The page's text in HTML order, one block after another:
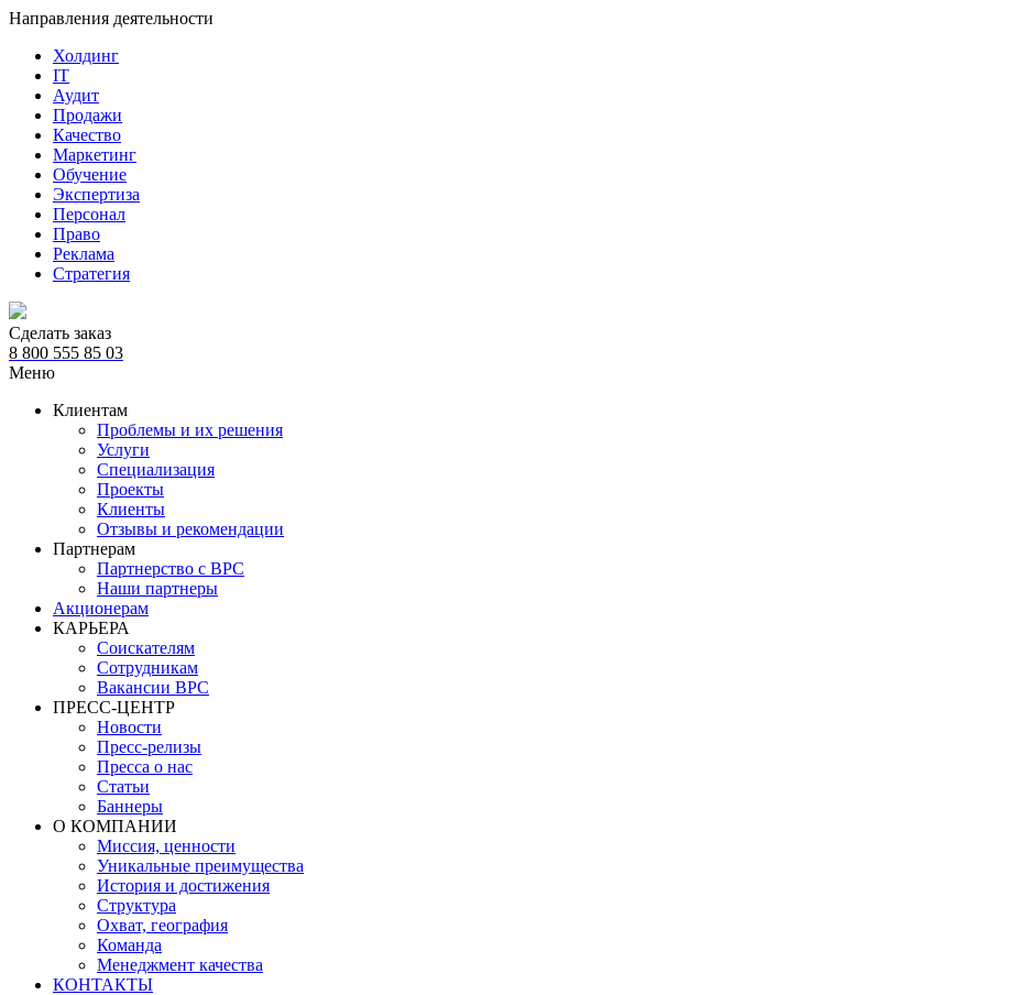
Направления деятельности
Холдинг
IT
Аудит
Продажи
Качество
Маркетинг
Обучение
Экспертиза
Персонал
Право
Реклама
Стратегия
Сделать заказ
8 800 555 85 03
Меню
Клиентам
Проблемы и их решения
Услуги
Специализация
Проекты
Клиенты
Отзывы и рекомендации
Партнерам
Партнерство с BPC
Наши партнеры
Акционерам
КАРЬЕРА
Соискателям
Сотрудникам
Вакансии BPC
ПРЕСС-ЦЕНТР
Новости
Пресс-релизы
Пресса о нас
Статьи
Баннеры
О КОМПАНИИ
Миссия, ценности
Уникальные преимущества
История и достижения
Структура
Охват, география
Команда
Менеджмент качества
КОНТАКТЫ